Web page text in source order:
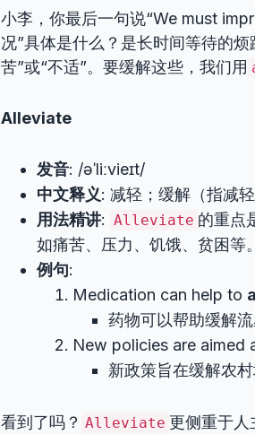
小李，你最后一句说“We must
况”具体是什么？是长时间等待的
苦”或“不适”。要缓解这些，我们用
Alleviate
发音: /əˈliːvieɪt/
中文释义: 减轻；缓解（指减
用法精讲: Alleviate 的重点
如痛苦、压力、饥饿、贫困等
例句:
Medication can help to
药物可以帮助缓解
New policies are aimed
新政策旨在缓解农村
看到了吗？ Alleviate 更侧重于人